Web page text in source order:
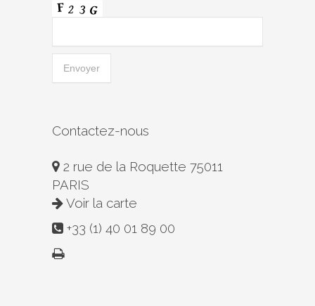
Contactez-nous
2 rue de la Roquette 75011
PARIS
Voir la carte
+33 (1) 40 01 89 00